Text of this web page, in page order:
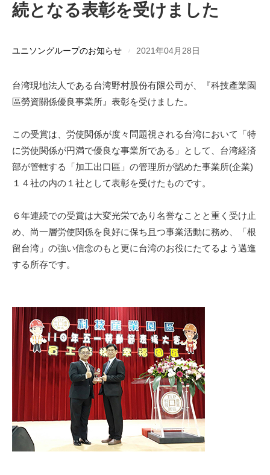
続となる表彰を受けました
ユニソングループのお知らせ 2021年04月28日
台湾現地法人である台湾野村股份有限公司が、『科技產業園
區勞資關係優良事業所』表彰を受けました。
この受賞は、労使関係が度々問題視される台湾において「特
に労使関係が円満で優良な事業所である」として、台湾経済
部が管轄する「加工出口區」の管理所が認めた事業所(企業)
１４社の内の１社として表彰を受けたものです。
６年連続での受賞は大変光栄であり名誉なことと重く受け止
め、尚一層労使関係を良好に保ち且つ事業活動に務め、「根
留台湾」の強い信念のもと更に台湾のお役にたてるよう邁進
する所存です。